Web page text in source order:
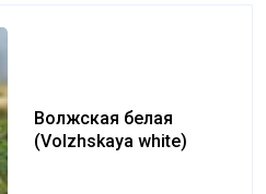
Волжская белая
(Volzhskaya white)